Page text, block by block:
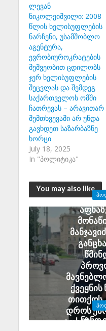
ლევან
ნიკოლეიშვილი: 2008
წლის ხელისუფლების
ნარჩენი, უსამშობლო
აგენტურა,
ევრობიუროკრატების
მეშვეობით ცდილობს
ჯერ ხელისუფლების
შეცვლას და შემდეგ
საქართველოს ომში
ჩათრევას – არავითარ
შემთხვევაში არ უნდა
გავხდეთ საზარბაზნე
ხორცი
July 18, 2025
In "პოლიტიკა"
You may also like
თითქოს
დროს
აფხაზნინო